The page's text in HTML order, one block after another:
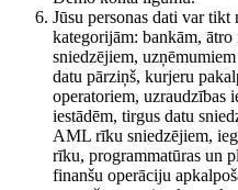
Jūsu personas dati var
kategorijām: bankām,
sniedzējiem,
datu pārziņš, kurjeru
operatoriem, uzraudzības
iestādēm, tirgus datu
AML rīku sniedzējiem,
rīku, programmatūras un
finanšu operāciju